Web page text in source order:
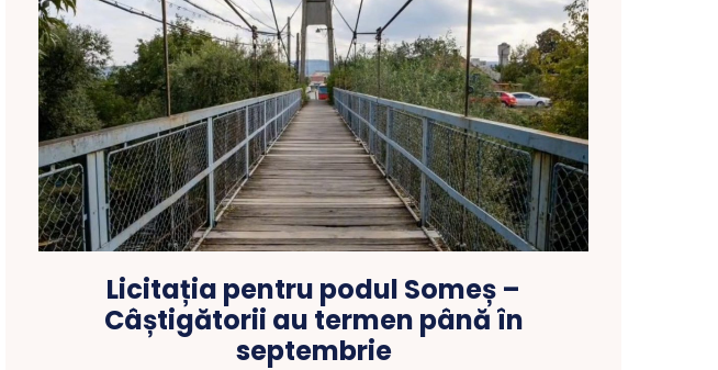
Licitația pentru podul Someș –
Câștigătorii au termen până în
septembrie